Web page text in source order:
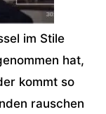
im Stile
hat,
kommt so
rauschen